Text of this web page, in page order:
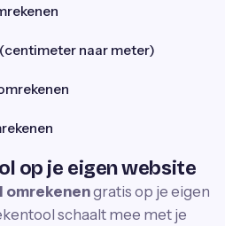
naar meter)
op je eigen website
omrekenengratis op je eigen
schaalt mee met je